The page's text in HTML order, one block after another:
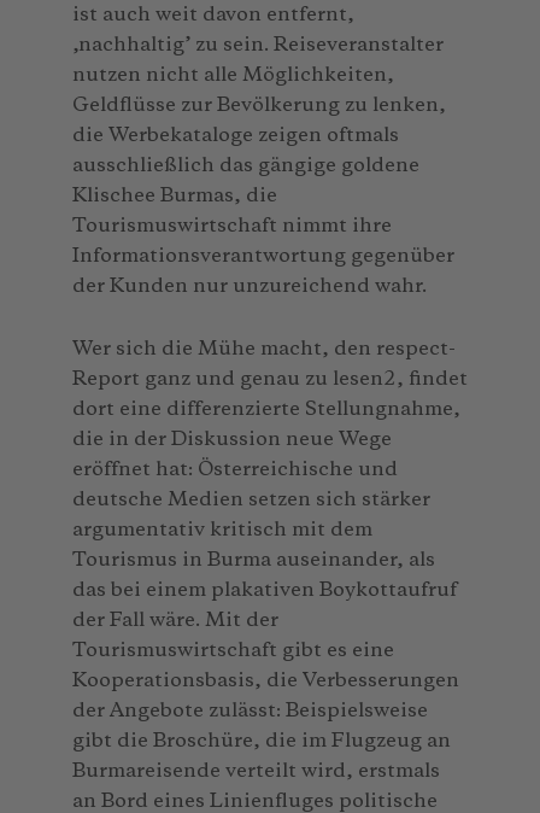
ist auch weit davon entfernt,
‚nachhaltig’ zu sein. Reiseveranstalter
nutzen nicht alle Möglichkeiten,
Geldflüsse zur Bevölkerung zu lenken,
die Werbekataloge zeigen oftmals
ausschließlich das gängige goldene
Klischee Burmas, die
Tourismuswirtschaft nimmt ihre
Informationsverantwortung gegenüber
der Kunden nur unzureichend wahr.
Wer sich die Mühe macht, den respect-
Report ganz und genau zu lesen2, findet
dort eine differenzierte Stellungnahme,
die in der Diskussion neue Wege
eröffnet hat: Österreichische und
deutsche Medien setzen sich stärker
argumentativ kritisch mit dem
Tourismus in Burma auseinander, als
das bei einem plakativen Boykottaufruf
der Fall wäre. Mit der
Tourismuswirtschaft gibt es eine
Kooperationsbasis, die Verbesserungen
der Angebote zulässt: Beispielsweise
gibt die Broschüre, die im Flugzeug an
Burmareisende verteilt wird, erstmals
an Bord eines Linienfluges politische